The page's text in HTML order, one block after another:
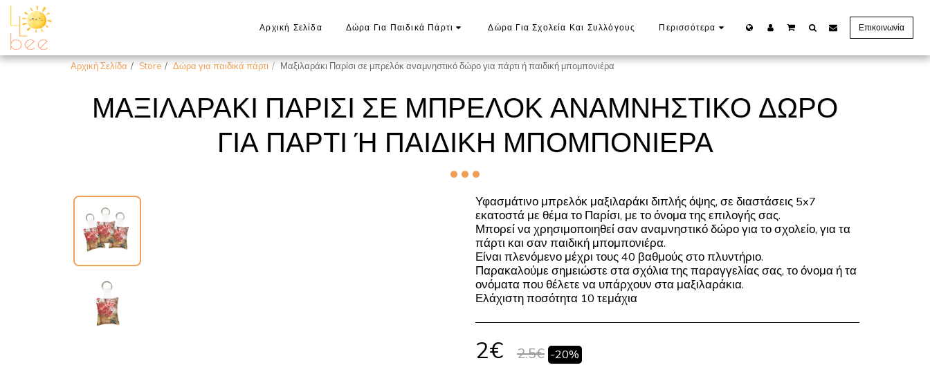
Αρχική Σελίδα Δώρα Για Παιδικά Πάρτι Δώρα Για Σχολεία Και Συλλόγους Περισσότερα Επικοινωνία
Αρχική Σελίδα Store Δώρα για παιδικά πάρτι Μαξιλαράκι Παρίσι σε μπρελόκ αναμνηστικό δώρο για πάρτι ή παιδική μπομπονιέρα
ΜΑΞΙΛΑΡΆΚΙ ΠΑΡΊΣΙ ΣΕ ΜΠΡΕΛΌΚ ΑΝΑΜΝΗΣΤΙΚΌ ΔΏΡΟ
ΓΙΑ ΠΆΡΤΙ Ή ΠΑΙΔΙΚΉ ΜΠΟΜΠΟΝΙΈΡΑ
Υφασμάτινο μπρελόκ μαξιλαράκι διπλής όψης, σε διαστάσεις 5x7
εκατοστά με θέμα το Παρίσι, με το όνομα της επιλογής σας.
Μπορεί να χρησιμοποιηθεί σαν αναμνηστικό δώρο για το σχολείο, για τα
πάρτι και σαν παιδική μπομπονιέρα.
Είναι πλενόμενο μέχρι τους 40 βαθμούς στο πλυντήριο.
Παρακαλούμε σημειώστε στα σχόλια της παραγγελίας σας, το όνομα ή τα
ονόματα που θέλετε να υπάρχουν στα μαξιλαράκια.
Ελάχιστη ποσότητα 10 τεμάχια
2€ 2.5€ -20%